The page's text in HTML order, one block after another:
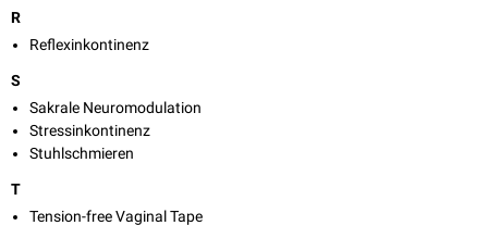
R
Reflexinkontinenz
S
Sakrale Neuromodulation
Stressinkontinenz
Stuhlschmieren
T
Tension-free Vaginal Tape